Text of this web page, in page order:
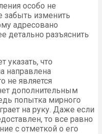
особо не
забыть изменить
адресовано
детально разъяснить
указать, что
направлена
не является
дополнительным
попытка мирного
на руку. Даже если
то все равно
с отметкой о его